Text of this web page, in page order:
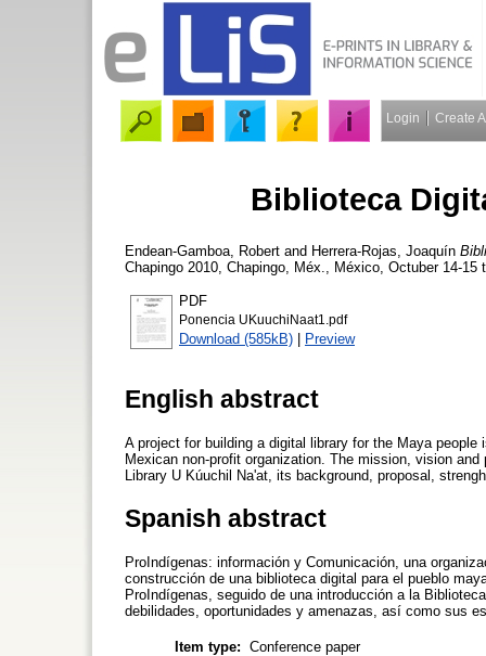
Login Create
Biblioteca
Endean-Gamboa, Robert and Herrera-Rojas, Joaquín
Chapingo 2010, Chapingo, Méx., México, Octuber 14-15
PDF
Ponencia UKuuchiNaat1.pdf
Download (585kB) | Preview
English abstract
A project for building a digital library for the Maya
Mexican non-profit organization. The mission, vision
Library U Kúuchil Na'at, its background, proposal,
Spanish abstract
ProIndígenas: información y Comunicación, una
construcción de una biblioteca digital para el pueblo
ProIndígenas, seguido de una introducción a la
debilidades, oportunidades y amenazas, así como sus
Item type: Conference paper